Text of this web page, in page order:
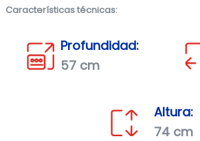
Características técnicas:
Profundidad:
57 cm
Altura:
74 cm